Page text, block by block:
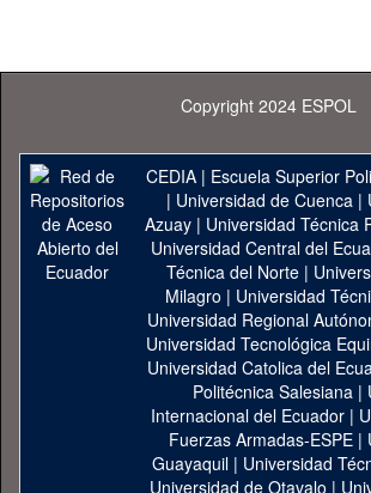
Copyright 2024 ESPOL
CEDIA| Escuela Superior
| Universidad de Cuenca|
Azuay| Universidad Técnica
Universidad Central del
Técnica del Norte |
Milagro | Universidad
Universidad Regional
Universidad Tecnológica
Universidad Catolica del
Politécnica Salesiana |
Internacional del Ecuador |
Fuerzas Armadas-ESPE |
Guayaquil| Universidad
Universidad de Otavalo |